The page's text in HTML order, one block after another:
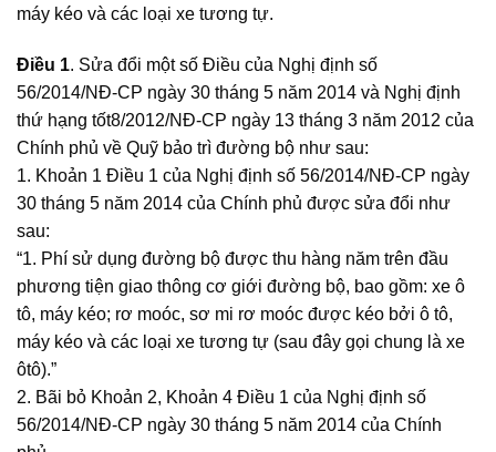
máy kéo và các loại xe tương tự.
Điều 1. Sửa đổi một số Điều của Nghị định số
56/2014/NĐ-CP ngày 30 tháng 5 năm 2014 và Nghị định
thứ hạng tốt8/2012/NĐ-CP ngày 13 tháng 3 năm 2012 của
Chính phủ về Quỹ bảo trì đường bộ như sau:
1. Khoản 1 Điều 1 của Nghị định số 56/2014/NĐ-CP ngày
30 tháng 5 năm 2014 của Chính phủ được sửa đổi như
sau:
“1. Phí sử dụng đường bộ được thu hàng năm trên đầu
phương tiện giao thông cơ giới đường bộ, bao gồm: xe ô
tô, máy kéo; rơ moóc, sơ mi rơ moóc được kéo bởi ô tô,
máy kéo và các loại xe tương tự (sau đây gọi chung là xe
ôtô).”
2. Bãi bỏ Khoản 2, Khoản 4 Điều 1 của Nghị định số
56/2014/NĐ-CP ngày 30 tháng 5 năm 2014 của Chính